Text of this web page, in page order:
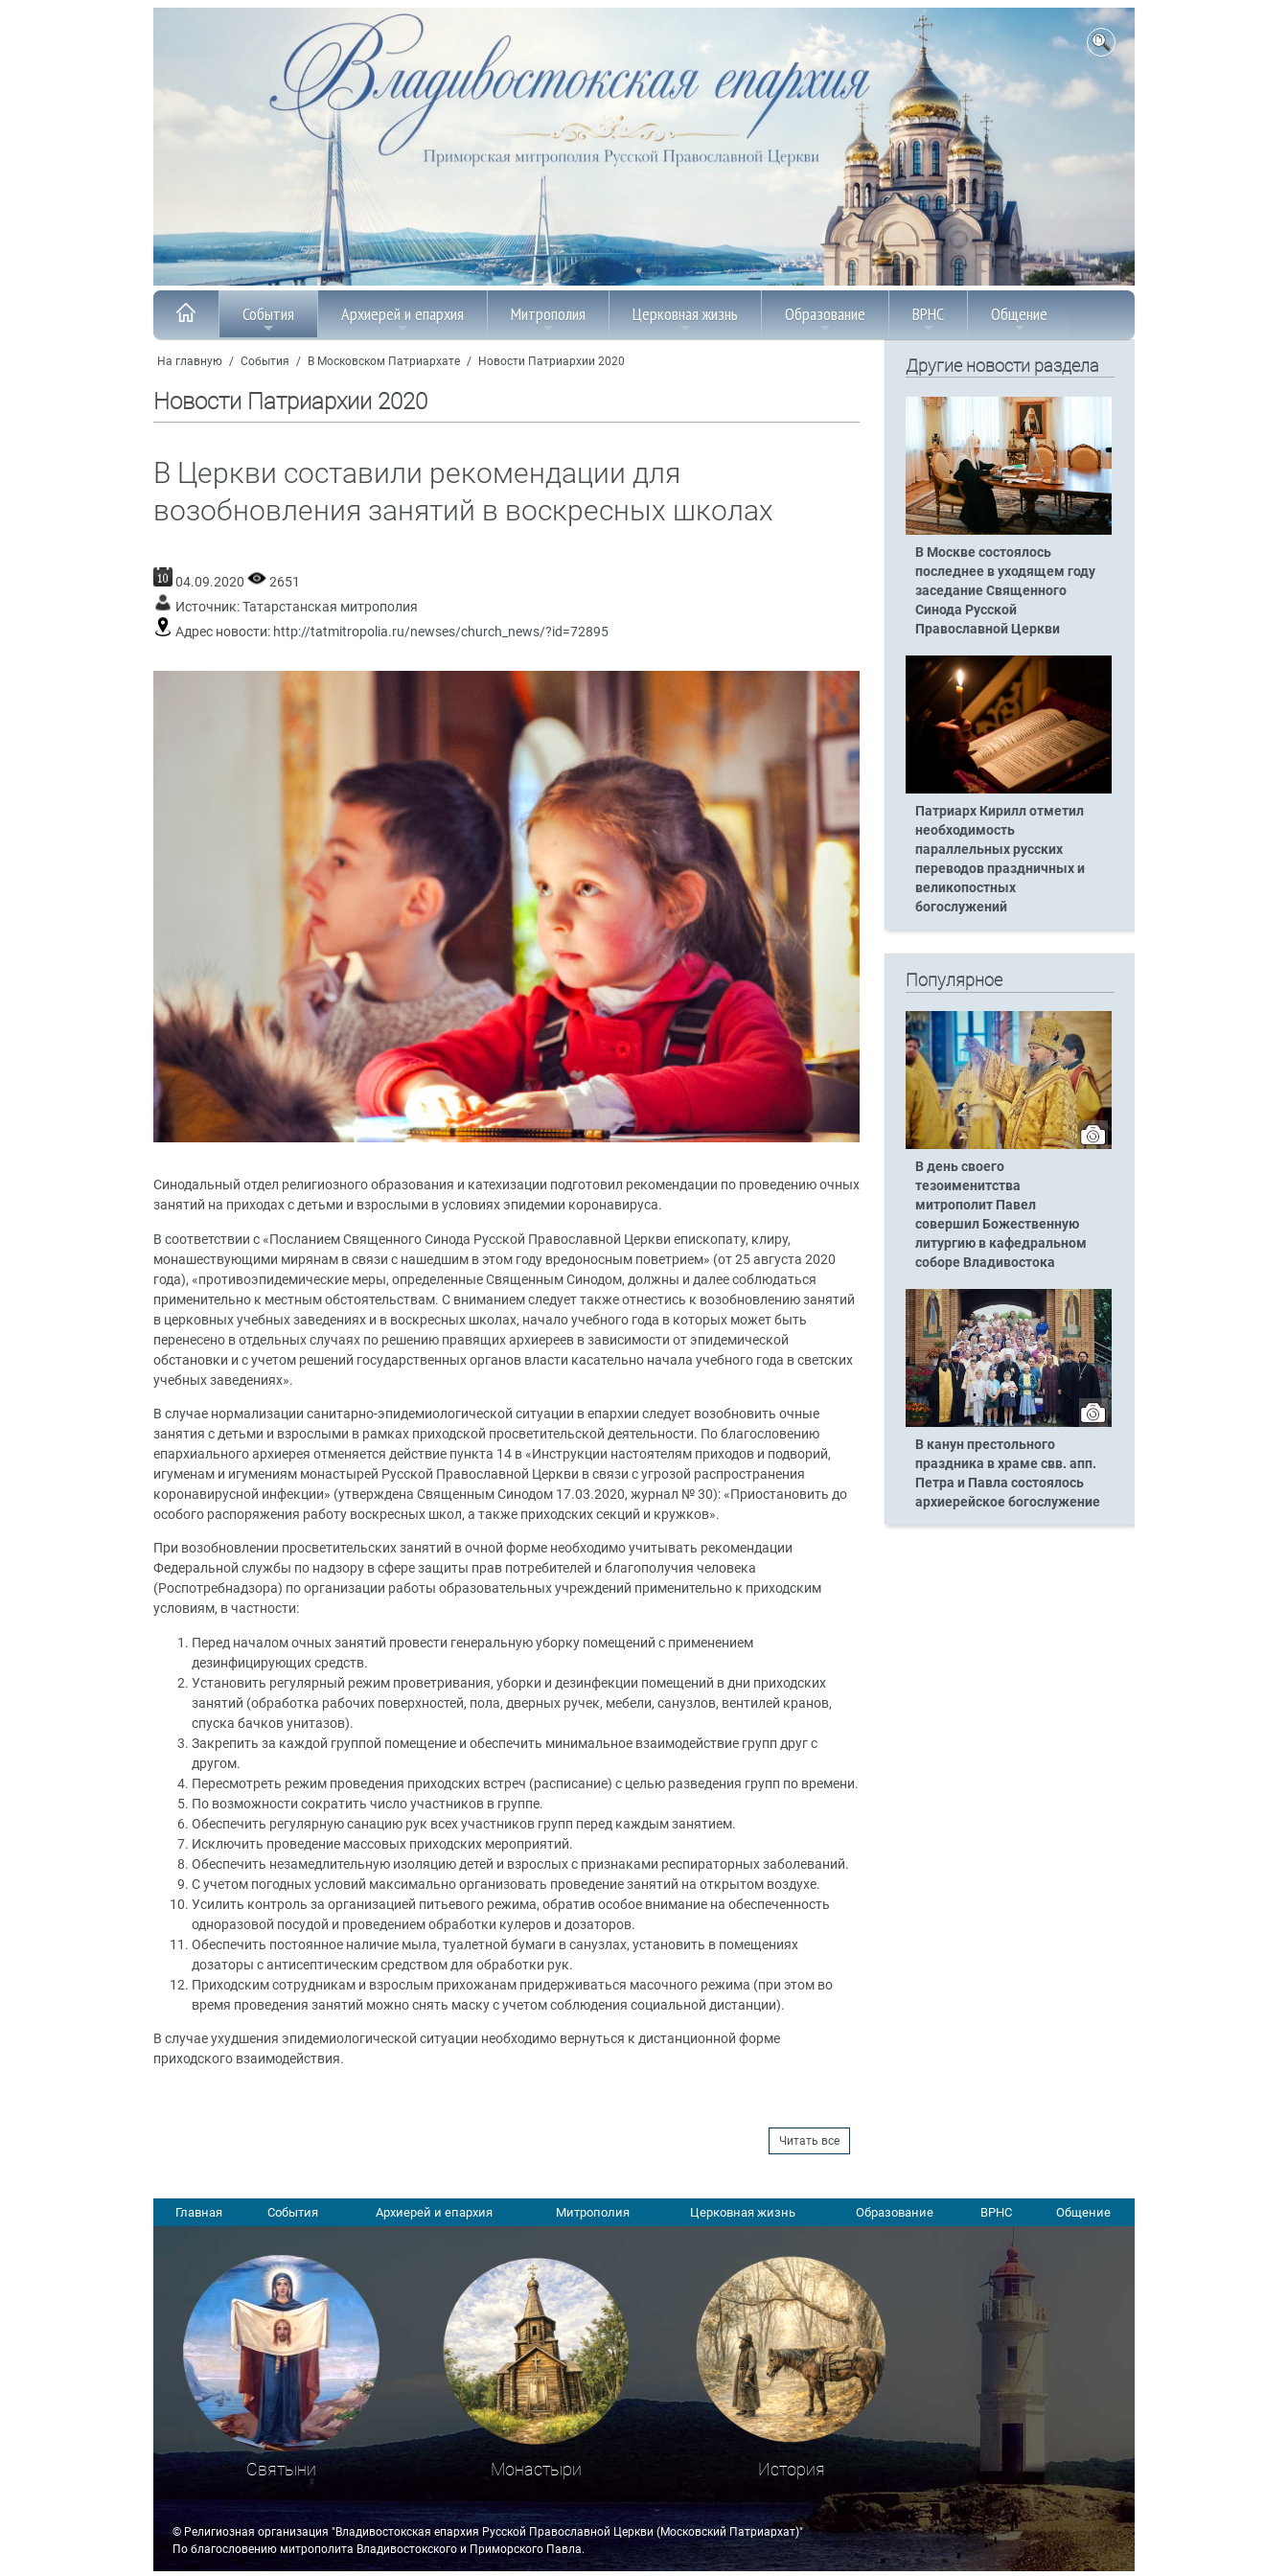
События Архиерей и епархия Митрополия Церковная жизнь Образование ВРНС Общение
На главную / События / В Московском Патриархате / Новости Патриархии 2020
Новости Патриархии 2020
В Церкви составили рекомендации для
возобновления занятий в воскресных школах
04.09.2020
2651
Источник:Татарстанская митрополия
Адрес новости: http://tatmitropolia.ru/newses/church_news/?id=72895
Синодальный отдел религиозного образования и катехизации подготовил рекомендации по проведению очных
занятий на приходах с детьми и взрослыми в условиях эпидемии коронавируса.
В соответствии с «Посланием Священного Синода Русской Православной Церкви епископату, клиру,
монашествующими мирянам в связи с нашедшим в этом году вредоносным поветрием» (от 25 августа 2020
года), «противоэпидемические меры, определенные Священным Синодом, должны и далее соблюдаться
применительно к местным обстоятельствам. С вниманием следует также отнестись к возобновлению занятий
в церковных учебных заведениях и в воскресных школах, начало учебного года в которых может быть
перенесено в отдельных случаях по решению правящих архиереев в зависимости от эпидемической
обстановки и с учетом решений государственных органов власти касательно начала учебного года в светских
учебных заведениях».
В случае нормализации санитарно-эпидемиологической ситуации в епархии следует возобновить очные
занятия с детьми и взрослыми в рамках приходской просветительской деятельности. По благословению
епархиального архиерея отменяется действие пункта 14 в «Инструкции настоятелям приходов и подворий,
игуменам и игумениям монастырей Русской Православной Церкви в связи с угрозой распространения
коронавирусной инфекции» (утверждена Священным Синодом 17.03.2020, журнал № 30): «Приостановить до
особого распоряжения работу воскресных школ, а также приходских секций и кружков».
При возобновлении просветительских занятий в очной форме необходимо учитывать рекомендации
Федеральной службы по надзору в сфере защиты прав потребителей и благополучия человека
(Роспотребнадзора) по организации работы образовательных учреждений применительно к приходским
условиям, в частности:
Перед началом очных занятий провести генеральную уборку помещений с применением
дезинфицирующих средств.
Установить регулярный режим проветривания, уборки и дезинфекции помещений в дни приходских
занятий (обработка рабочих поверхностей, пола, дверных ручек, мебели, санузлов, вентилей кранов,
спуска бачков унитазов).
Закрепить за каждой группой помещение и обеспечить минимальное взаимодействие групп друг с
другом.
Пересмотреть режим проведения приходских встреч (расписание) с целью разведения групп по времени.
По возможности сократить число участников в группе.
Обеспечить регулярную санацию рук всех участников групп перед каждым занятием.
Исключить проведение массовых приходских мероприятий.
Обеспечить незамедлительную изоляцию детей и взрослых с признаками респираторных заболеваний.
С учетом погодных условий максимально организовать проведение занятий на открытом воздухе.
Усилить контроль за организацией питьевого режима, обратив особое внимание на обеспеченность
одноразовой посудой и проведением обработки кулеров и дозаторов.
Обеспечить постоянное наличие мыла, туалетной бумаги в санузлах, установить в помещениях
дозаторы с антисептическим средством для обработки рук.
Приходским сотрудникам и взрослым прихожанам придерживаться масочного режима (при этом во
время проведения занятий можно снять маску с учетом соблюдения социальной дистанции).
В случае ухудшения эпидемиологической ситуации необходимо вернуться к дистанционной форме
приходского взаимодействия.
Читать все
Другие новости раздела
В Москве состоялось
последнее в уходящем году
заседание Священного
Синода Русской
Православной Церкви
Патриарх Кирилл отметил
необходимость
параллельных русских
переводов праздничных и
великопостных
богослужений
Популярное
В день своего
тезоименитства
митрополит Павел
совершил Божественную
литургию в кафедральном
соборе Владивостока
В канун престольного
праздника в храме свв. апп.
Петра и Павла состоялось
архиерейское богослужение
Главная События Архиерей и епархия Митрополия Церковная жизнь Образование ВРНС Общение
Святыни Монастыри История
© Религиозная организация "Владивостокская епархия Русской Православной Церкви (Московский Патриархат)"
По благословению митрополита Владивостокского и Приморского Павла.